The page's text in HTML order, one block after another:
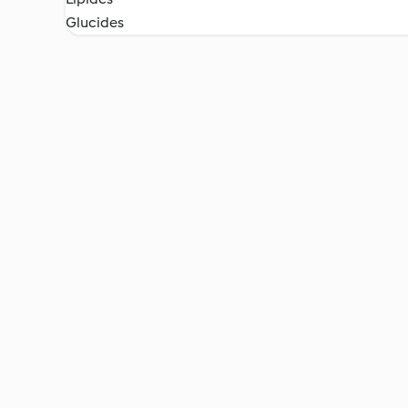
Glucides